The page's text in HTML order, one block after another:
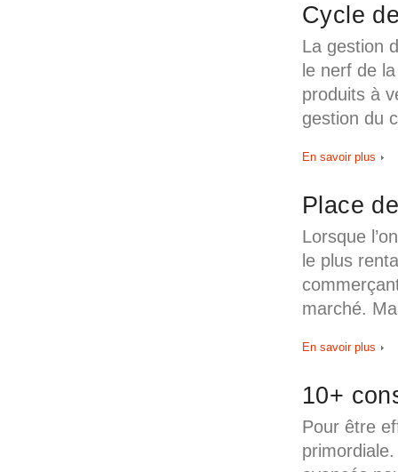
Cycle
La gestion
le nerf de
produits à
gestion du
En savoir plus
Place
Lorsque
le plus
marché.
En savoir plus
10+
Pour être